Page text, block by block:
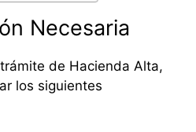
Necesaria
de Hacienda Alta,
los siguientes